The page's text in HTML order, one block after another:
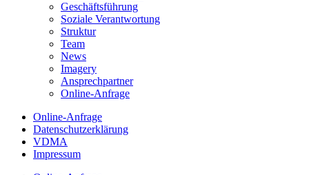
Geschäftsführung
Soziale Verantwortung
Struktur
Team
News
Imagery
Ansprechpartner
Online-Anfrage
Online-Anfrage
Datenschutzerklärung
VDMA
Impressum